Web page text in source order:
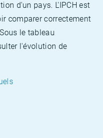
d'un pays. L'IPCH est
comparer correctement
le tableau
l'évolution de